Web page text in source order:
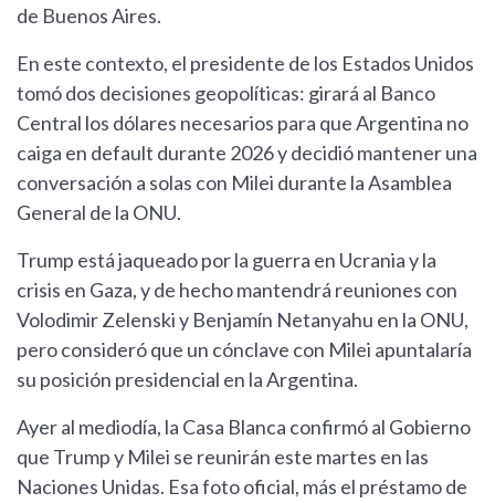
de Buenos Aires.
En este contexto, el presidente de los Estados Unidos
tomó dos decisiones geopolíticas: girará al Banco
Central los dólares necesarios para que Argentina no
caiga en default durante 2026 y decidió mantener una
conversación a solas con Milei durante la Asamblea
General de la ONU.
Trump está jaqueado por la guerra en Ucrania y la
crisis en Gaza, y de hecho mantendrá reuniones con
Volodimir Zelenski y Benjamín Netanyahu en la ONU,
pero consideró que un cónclave con Milei apuntalaría
su posición presidencial en la Argentina.
Ayer al mediodía, la Casa Blanca confirmó al Gobierno
que Trump y Milei se reunirán este martes en las
Naciones Unidas. Esa foto oficial, más el préstamo de